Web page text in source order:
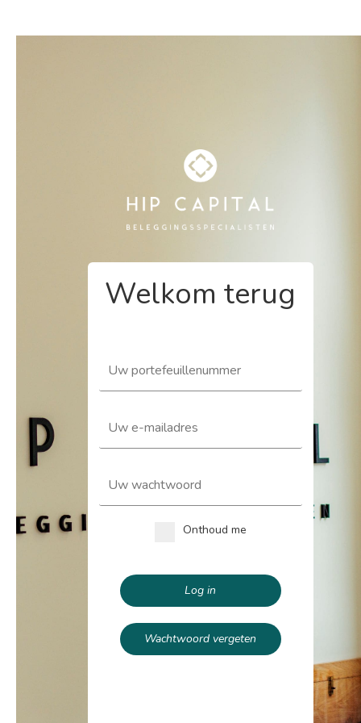
Welkom terug
Onthoud me
Log in
Wachtwoord vergeten